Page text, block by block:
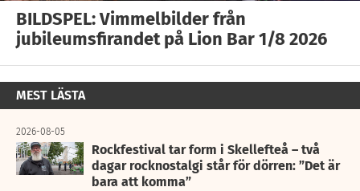
BILDSPEL: Vimmelbilder från
jubileumsfirandet på Lion Bar 1/8 2026
MEST LÄSTA
2026-08-05
Rockfestival tar form i Skellefteå – två
dagar rocknostalgi står för dörren: ”Det är
bara att komma”